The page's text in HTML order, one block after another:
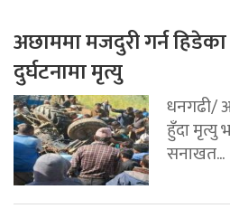
अछाममा मजदुरी गर्न
दुर्घटनामा मृत्यु
धनगढी/
हुँदा मृत्यु
सनाखत...